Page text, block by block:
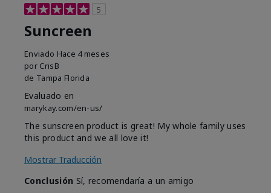
5
Suncreen
Enviado Hace 4 meses
por CrisB
de Tampa Florida
Evaluado en
marykay.com/en-us/
The sunscreen product is great! My whole family uses
this product and we all love it!
Mostrar Traducción
Conclusión Sí, recomendaría a un amigo